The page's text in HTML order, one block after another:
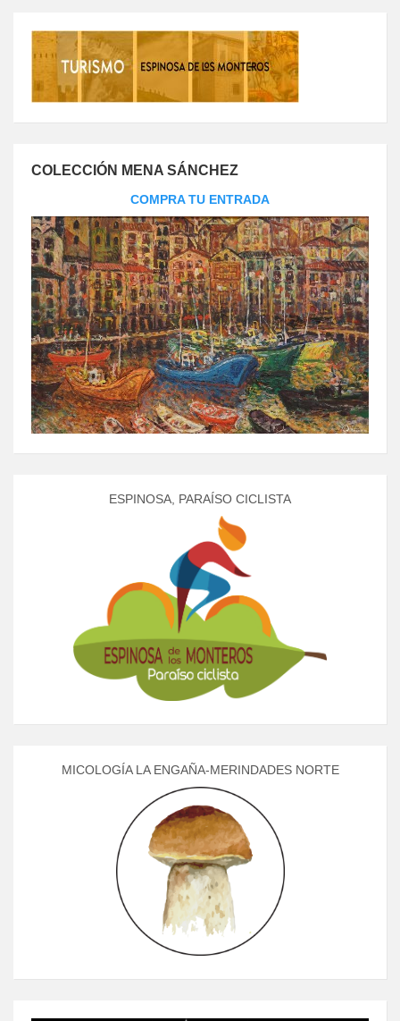
COLECCIÓN MENA SÁNCHEZ
COMPRA TU ENTRADA
ESPINOSA, PARAÍSO CICLISTA
MICOLOGÍA LA ENGAÑA-MERINDADES NORTE